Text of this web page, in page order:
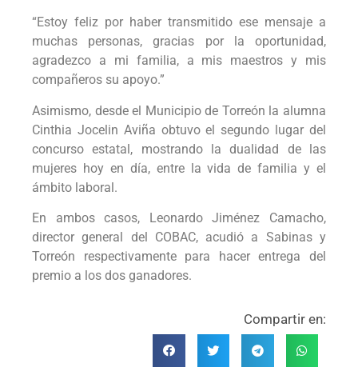
“Estoy feliz por haber transmitido ese mensaje a
muchas personas, gracias por la oportunidad,
agradezco a mi familia, a mis maestros y mis
compañeros su apoyo.”
Asimismo, desde el Municipio de Torreón la alumna
Cinthia Jocelin Aviña obtuvo el segundo lugar del
concurso estatal, mostrando la dualidad de las
mujeres hoy en día, entre la vida de familia y el
ámbito laboral.
En ambos casos, Leonardo Jiménez Camacho,
director general del COBAC, acudió a Sabinas y
Torreón respectivamente para hacer entrega del
premio a los dos ganadores.
Compartir en: